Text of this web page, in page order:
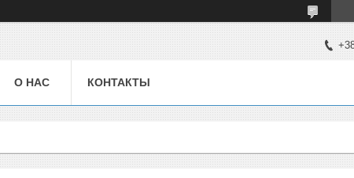
О НАС КОНТАКТЫ